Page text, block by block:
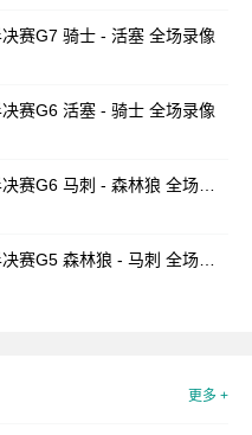
赛G7 骑士 - 活塞 全场录像
赛G6 活塞 - 骑士 全场录像
更多 +